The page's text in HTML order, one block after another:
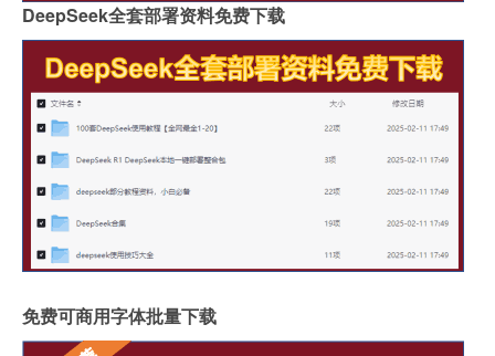
DeepSeek全套部署资料免费下载
免费可商用字体批量下载